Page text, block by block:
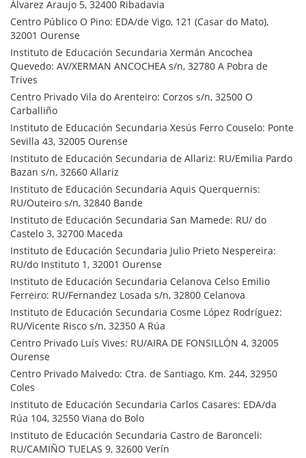
Álvarez Araujo 5, 32400 Ribadavia
Centro Público O Pino: EDA/de Vigo, 121 (Casar do Mato),
32001 Ourense
Instituto de Educación Secundaria Xermán Ancochea
Quevedo: AV/XERMAN ANCOCHEA s/n, 32780 A Pobra de
Trives
Centro Privado Vila do Arenteiro: Corzos s/n, 32500 O
Carballiño
Instituto de Educación Secundaria Xesús Ferro Couselo: Ponte
Sevilla 43, 32005 Ourense
Instituto de Educación Secundaria de Allariz: RU/Emilia Pardo
Bazan s/n, 32660 Allariz
Instituto de Educación Secundaria Aquis Querquernis:
RU/Outeiro s/n, 32840 Bande
Instituto de Educación Secundaria San Mamede: RU/ do
Castelo 3, 32700 Maceda
Instituto de Educación Secundaria Julio Prieto Nespereira:
RU/do Instituto 1, 32001 Ourense
Instituto de Educación Secundaria Celanova Celso Emilio
Ferreiro: RU/Fernandez Losada s/n, 32800 Celanova
Instituto de Educación Secundaria Cosme López Rodríguez:
RU/Vicente Risco s/n, 32350 A Rúa
Centro Privado Luís Vives: RU/AIRA DE FONSILLÓN 4, 32005
Ourense
Centro Privado Malvedo: Ctra. de Santiago, Km. 244, 32950
Coles
Instituto de Educación Secundaria Carlos Casares: EDA/da
Rúa 104, 32550 Viana do Bolo
Instituto de Educación Secundaria Castro de Baronceli:
RU/CAMIÑO TUELAS 9, 32600 Verín